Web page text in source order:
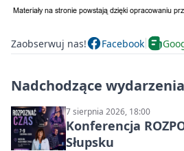
Zaobserwuj nas! Facebook
Nadchodzące wydarzenia
7 sierpnia 2026, 18:00
Konferencja
Słupsku